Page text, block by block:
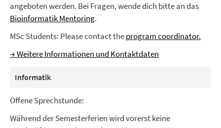
angeboten werden. Bei Fragen, wende dich bitte an das
Bioinformatik Mentoring.
MSc Students: Please contact theprogram coordinator.
→ Weitere Informationen und Kontaktdaten
Informatik
Offene Sprechstunde:
Während der Semesterferien wird vorerst keine